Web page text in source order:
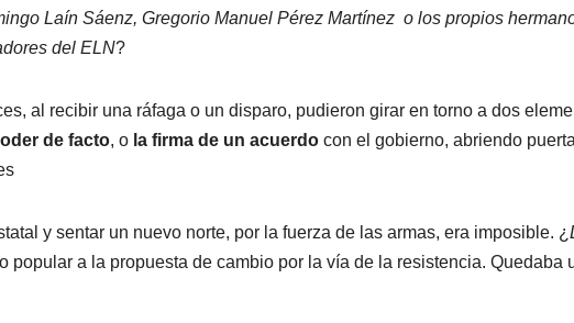
Laín Sáenz, Gregorio Manuel Pérez Martínez o los propios
del ELN?
al recibir una ráfaga o un disparo, pudieron girar en torno a dos
de facto, o la firma de un acuerdo con el gobierno, abriendo
y sentar un nuevo norte, por la fuerza de las armas, era imposible. ¿
popular a la propuesta de cambio por la vía de la resistencia. Quedaba